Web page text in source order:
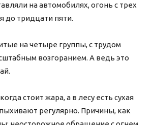
на автомобилях, огонь с трех
до тридцати пяти.
на четыре группы, с трудом
возгоранием. А ведь это
стоит жара, а в лесу есть сухая
регулярно. Причины, как